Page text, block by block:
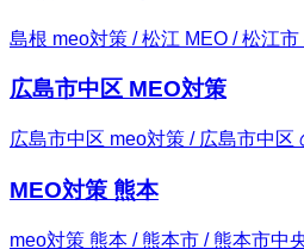
島根 meo対策 / 松江 MEO / 松江市
広島市中区 MEO対策
広島市中区 meo対策 / 広島市中区
MEO対策 熊本
meo対策 熊本 / 熊本市 / 熊本市中